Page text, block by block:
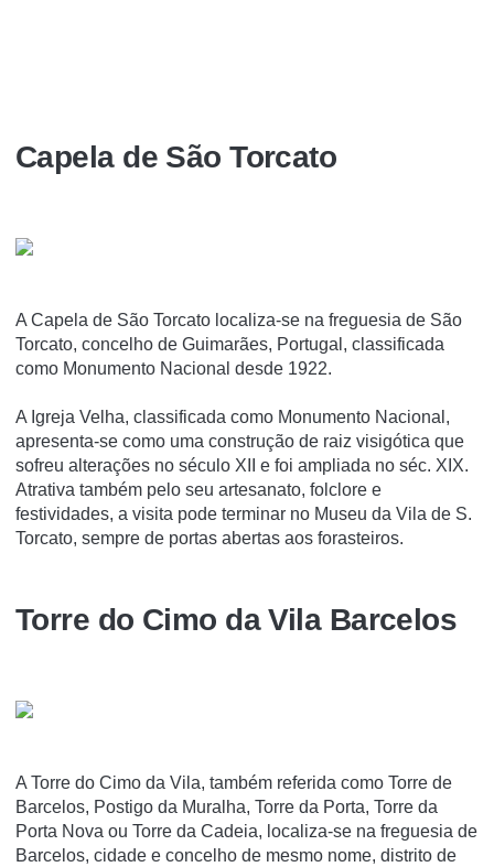
Capela de São Torcato
A Capela de São Torcato localiza-se na freguesia de São
Torcato, concelho de Guimarães, Portugal, classificada
como Monumento Nacional desde 1922.
A Igreja Velha, classificada como Monumento Nacional,
apresenta-se como uma construção de raiz visigótica que
sofreu alterações no século XII e foi ampliada no séc. XIX.
Atrativa também pelo seu artesanato, folclore e
festividades, a visita pode terminar no Museu da Vila de S.
Torcato, sempre de portas abertas aos forasteiros.
Torre do Cimo da Vila Barcelos
A Torre do Cimo da Vila, também referida como Torre de
Barcelos, Postigo da Muralha, Torre da Porta, Torre da
Porta Nova ou Torre da Cadeia, localiza-se na freguesia de
Barcelos, cidade e concelho de mesmo nome, distrito de